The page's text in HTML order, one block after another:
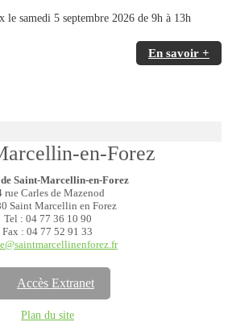
le samedi 5 septembre 2026 de 9h à 13h
En savoir +
en-Forez
Saint-Marcellin-en-Forez
rue Carles de Mazenod
Saint Marcellin en Forez
Tel : 04 77 36 10 90
Fax : 04 77 52 91 33
Accès Extranet
Plan du site